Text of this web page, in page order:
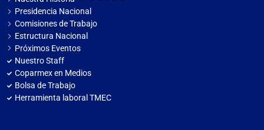
Presidencia Nacional
Comisiones de Trabajo
Estructura Nacional
Próximos Eventos
Nuestro Staff
Coparmex en Medios
Bolsa de Trabajo
Herramienta laboral TMEC